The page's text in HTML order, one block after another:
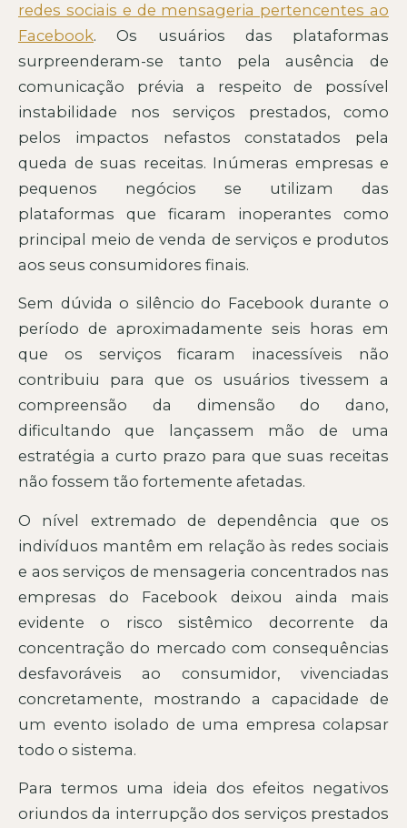
redes sociais e de mensageria pertencentes ao
Facebook. Os usuários das plataformas
surpreenderam-se tanto pela ausência de
comunicação prévia a respeito de possível
instabilidade nos serviços prestados, como
pelos impactos nefastos constatados pela
queda de suas receitas. Inúmeras empresas e
pequenos negócios se utilizam das
plataformas que ficaram inoperantes como
principal meio de venda de serviços e produtos
aos seus consumidores finais.
Sem dúvida o silêncio do Facebook durante o
período de aproximadamente seis horas em
que os serviços ficaram inacessíveis não
contribuiu para que os usuários tivessem a
compreensão da dimensão do dano,
dificultando que lançassem mão de uma
estratégia a curto prazo para que suas receitas
não fossem tão fortemente afetadas.
O nível extremado de dependência que os
indivíduos mantêm em relação às redes sociais
e aos serviços de mensageria concentrados nas
empresas do Facebook deixou ainda mais
evidente o risco sistêmico decorrente da
concentração do mercado com consequências
desfavoráveis ao consumidor, vivenciadas
concretamente, mostrando a capacidade de
um evento isolado de uma empresa colapsar
todo o sistema.
Para termos uma ideia dos efeitos negativos
oriundos da interrupção dos serviços prestados